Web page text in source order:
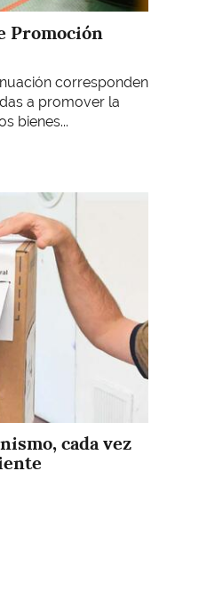
Promoción
corresponden
a promover la
bienes...
cada vez